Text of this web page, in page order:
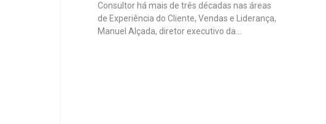
Consultor há mais de três décadas nas áreas
de Experiência do Cliente, Vendas e Liderança,
Manuel Alçada, diretor executivo da...